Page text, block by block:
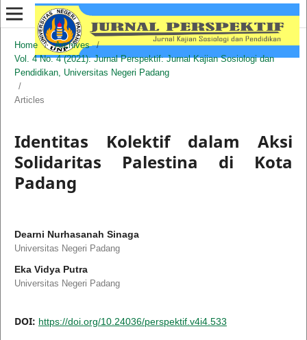
Home / Archives
/
Vol. 4 No. 4 (2021): Jurnal Perspektif: Jurnal Kajian Sosiologi dan
Pendidikan, Universitas Negeri Padang
/
Articles
Identitas Kolektif dalam Aksi
Solidaritas Palestina di Kota
Padang
Dearni Nurhasanah Sinaga
Universitas Negeri Padang
Eka Vidya Putra
Universitas Negeri Padang
DOI: https://doi.org/10.24036/perspektif.v4i4.533